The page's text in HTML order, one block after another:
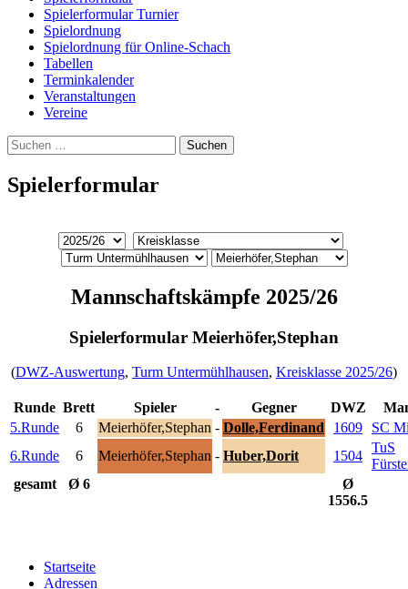
Spielerformular Turnier
Spielordnung
Spielordnung für Online-Schach
Tabellen
Terminkalender
Veranstaltungen
Vereine
Suchen
nach:
Spielerformular
Mannschaftskämpfe 2025/26
Spielerformular Meierhöfer,Stephan
(DWZ-Auswertung, Turm Untermühlhausen, Kreisklasse 2025/26)
Runde Brett Spieler - Gegner DWZ
5.Runde
6 Meierhöfer,Stephan - Dolle,Ferdinand 1609
SC
6.Runde
6 Meierhöfer,Stephan - Huber,Dorit 1504
TuS
gesamt
Ø 6
Ø
1556.5
Startseite
Adressen